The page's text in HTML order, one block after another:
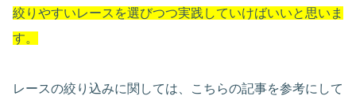
絞りやすいレースを選びつつ実践していけばいいと思いま
す。
レースの絞り込みに関しては、こちらの記事を参考にして